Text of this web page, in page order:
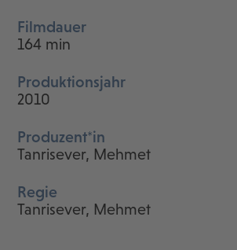
Filmdauer
164 min
Produktionsjahr
2010
Produzent*in
Tanrisever, Mehmet
Regie
Tanrisever, Mehmet